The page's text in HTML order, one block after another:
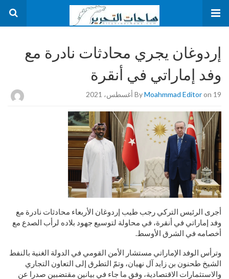
إردوغان يجري محادثات نادرة مع
وفد إماراتي في أنقرة
ByMoahmmad Editoron 19 أغسطس، 2021
أجرى الرئيس التركي رجب طيب إردوغان الأربعاء محادثات نادرة مع
وفد إماراتي في أنقرة، في محاولة لتوسيع جهود بلاده لرأب الصدع مع
أخصامه في الشرق الأوسط.
وترأس الوفد الإماراتي مستشار الأمن القومي في الدولة الغنية بالنفط
الشيخ طحنون بن زايد آل نهيان، وتمّ التطرق إلى التعاون التجاري
والاستثمارات الاقتصادية، وفق ما جاء في بيانين مقتضبين صدرا عن